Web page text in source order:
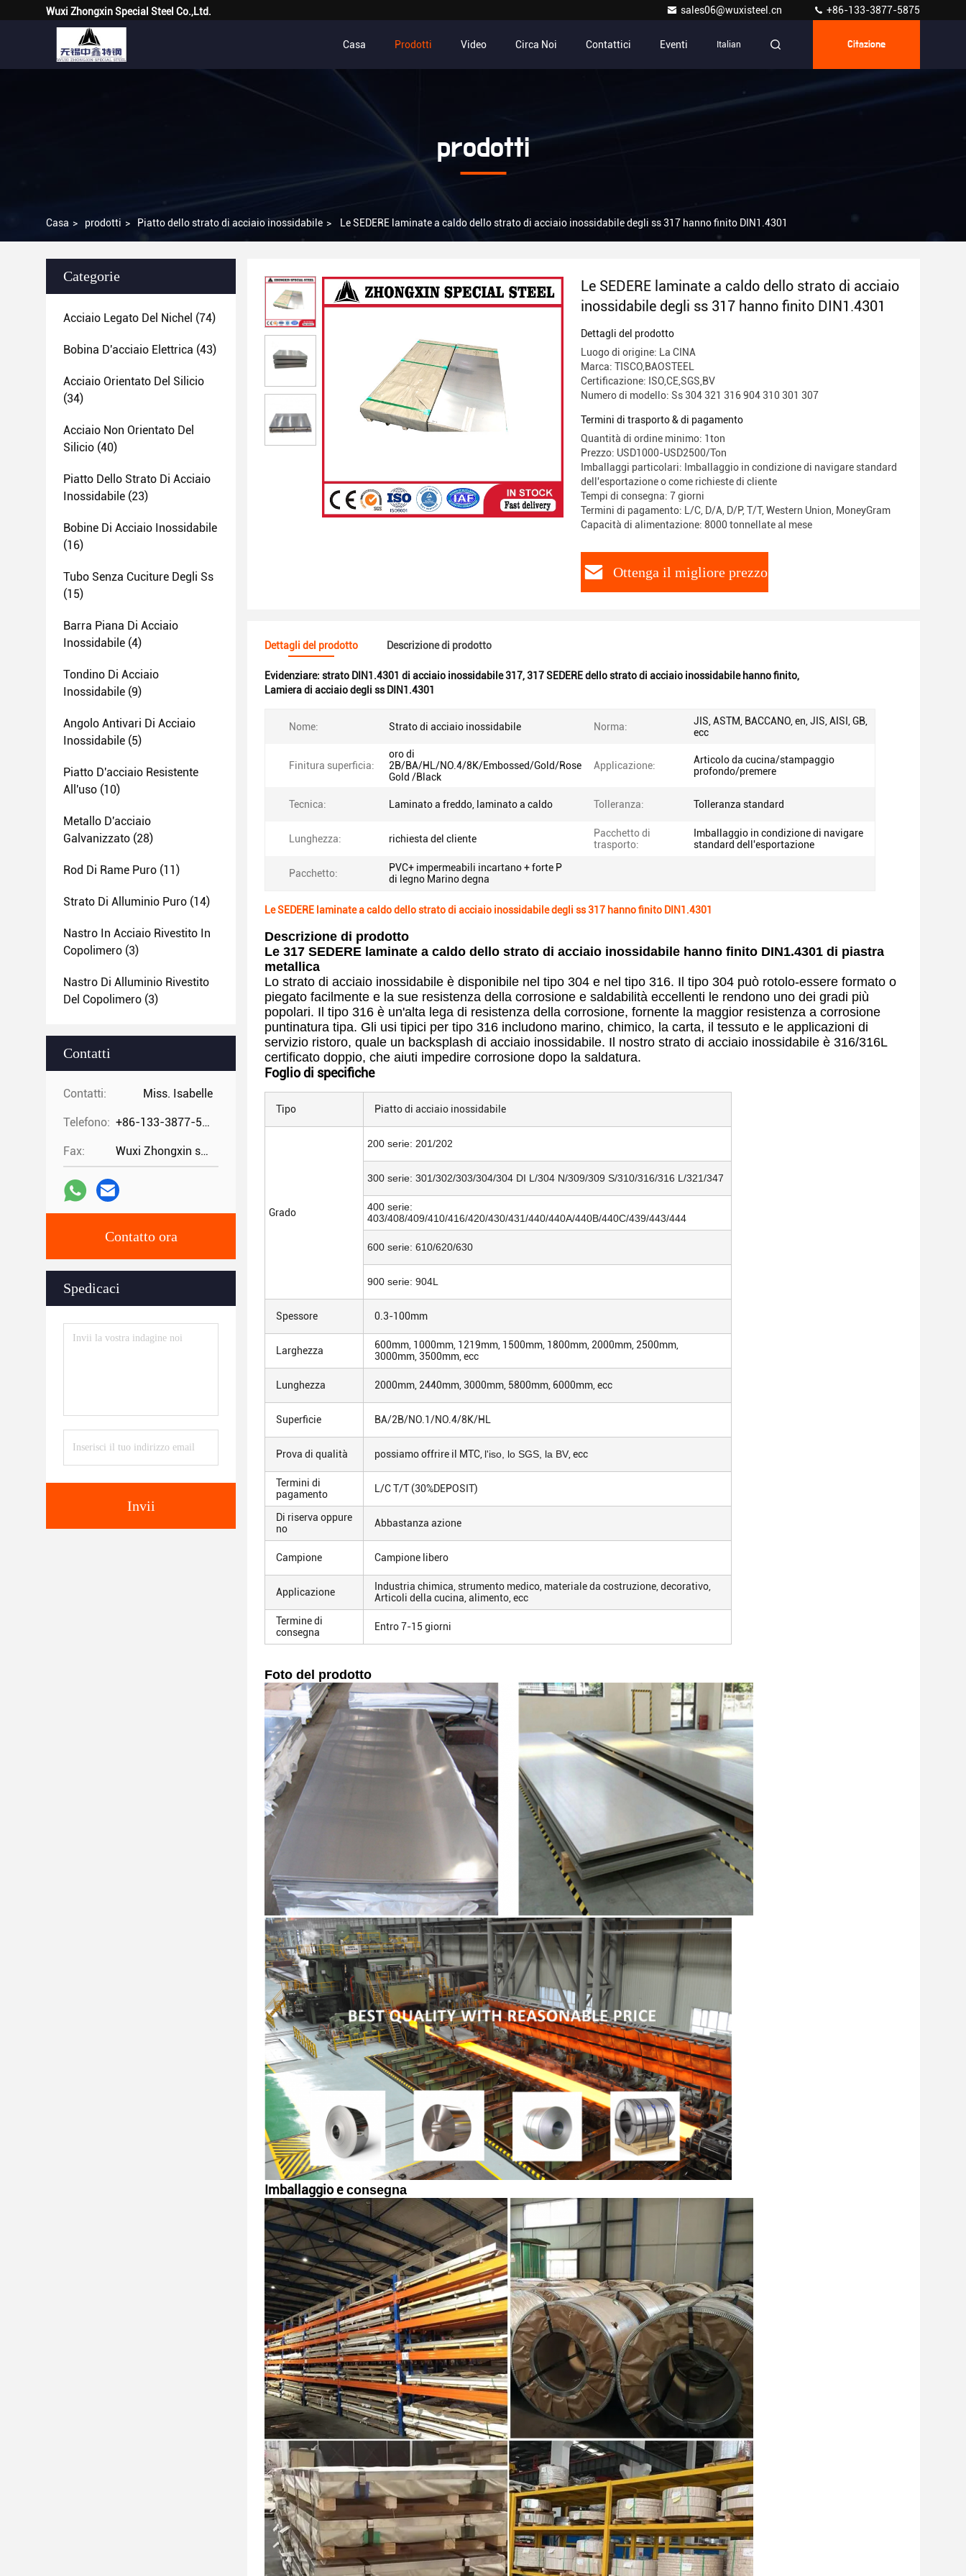
Wuxi Zhongxin Special Steel Co.,Ltd. sales06@wuxisteel.cn +86-133-3877-5875
Casa Prodotti Video Circa Noi Contattici Eventi Italian Citazione
prodotti
Casa > prodotti > Piatto dello strato di acciaio inossidabile > Le SEDERE laminate a caldo dello strato di acciaio inossidabile degli ss 317 hanno finito DIN1.4301
Categorie
Acciaio Legato Del Nichel (74)
Bobina D'acciaio Elettrica (43)
Acciaio Orientato Del Silicio
(34)
Acciaio Non Orientato Del
Silicio (40)
Piatto Dello Strato Di Acciaio
Inossidabile (23)
Bobine Di Acciaio Inossidabile
(16)
Tubo Senza Cuciture Degli Ss
(15)
Barra Piana Di Acciaio
Inossidabile (4)
Tondino Di Acciaio
Inossidabile (9)
Angolo Antivari Di Acciaio
Inossidabile (5)
Piatto D'acciaio Resistente
All'uso (10)
Metallo D'acciaio
Galvanizzato (28)
Rod Di Rame Puro (11)
Strato Di Alluminio Puro (14)
Nastro In Acciaio Rivestito In
Copolimero (3)
Nastro Di Alluminio Rivestito
Del Copolimero (3)
Contatti
Contatti: Miss. Isabelle
Telefono: +86-133-3877-5875
Fax: Wuxi Zhongxin special steel co.,
Contatto ora
Spedicaci
Invii
Le SEDERE laminate a caldo dello strato di acciaio
inossidabile degli ss 317 hanno finito DIN1.4301
Dettagli del prodotto
Luogo di origine: La CINA
Marca: TISCO,BAOSTEEL
Certificazione: ISO,CE,SGS,BV
Numero di modello: Ss 304 321 316 904 310 301 307
Termini di trasporto & di pagamento
Quantità di ordine minimo: 1ton
Prezzo: USD1000-USD2500/Ton
Imballaggi particolari: Imballaggio in condizione di navigare standard
dell'esportazione o come richieste di cliente
Tempi di consegna: 7 giorni
Termini di pagamento: L/C, D/A, D/P, T/T, Western Union, MoneyGram
Capacità di alimentazione: 8000 tonnellate al mese
Ottenga il migliore prezzo
Dettagli del prodotto Descrizione di prodotto
Evidenziare: strato DIN1.4301 di acciaio inossidabile 317,317 SEDERE dello strato di acciaio inossidabile hanno finito,
Lamiera di acciaio degli ss DIN1.4301
Nome: Strato di acciaio inossidabile Norma:
JIS, ASTM, BACCANO, en, JIS, AISI, GB,
ecc
Finitura superficia:
oro di
2B/BA/HL/NO.4/8K/Embossed/Gold/Rose
Gold /Black
Applicazione:
Articolo da cucina/stampaggio
profondo/premere
Tecnica: Laminato a freddo, laminato a caldo Tolleranza: Tolleranza standard
Lunghezza: richiesta del cliente
Pacchetto di
trasporto:
Imballaggio in condizione di navigare
standard dell'esportazione
Pacchetto:
PVC+ impermeabili incartano + forte P
di legno Marino degna
Le SEDERE laminate a caldo dello strato di acciaio inossidabile degli ss 317 hanno finito DIN1.4301
Descrizione di prodotto
Le 317 SEDERE laminate a caldo dello strato di acciaio inossidabile hanno finito DIN1.4301 di piastra
metallica
Lo strato di acciaio inossidabile è disponibile nel tipo 304 e nel tipo 316. Il tipo 304 può rotolo-essere formato o
piegato facilmente e la sue resistenza della corrosione e saldabilità eccellenti le rendono uno dei gradi più
popolari. Il tipo 316 è un'alta lega di resistenza della corrosione, fornente la maggior resistenza a corrosione
puntinatura tipa. Gli usi tipici per tipo 316 includono marino, chimico, la carta, il tessuto e le applicazioni di
servizio ristoro, quale un backsplash di acciaio inossidabile. Il nostro strato di acciaio inossidabile è 316/316L
certificato doppio, che aiuti impedire corrosione dopo la saldatura.
Foglio di specifiche
Tipo Piatto di acciaio inossidabile
Grado
200 serie: 201/202
300 serie: 301/302/303/304/304 DI L/304 N/309/309 S/310/316/316 L/321/347
400 serie:
403/408/409/410/416/420/430/431/440/440A/440B/440C/439/443/444
600 serie: 610/620/630
900 serie: 904L
Spessore 0.3-100mm
Larghezza
600mm, 1000mm, 1219mm, 1500mm, 1800mm, 2000mm, 2500mm,
3000mm, 3500mm, ecc
Lunghezza 2000mm, 2440mm, 3000mm, 5800mm, 6000mm, ecc
Superficie BA/2B/NO.1/NO.4/8K/HL
Prova di qualità possiamo offrire il MTC, l'iso, lo SGS, la BV , ecc
Termini di
pagamento
L/C T/T (30%DEPOSIT)
Di riserva oppure
no
Abbastanza azione
Campione Campione libero
Applicazione
Industria chimica, strumento medico, materiale da costruzione, decorativo,
Articoli della cucina, alimento, ecc
Termine di
consegna
Entro 7-15 giorni
Foto del prodotto
Imballaggio econsegna